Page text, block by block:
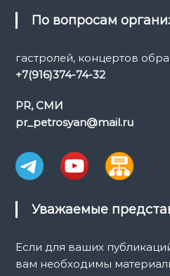
По вопросам
гастролей, концертов
+7(916)374-74-32
PR, СМИ
pr_petrosyan@mail.ru
Уважаемые
Если для ваших
вам необходимы